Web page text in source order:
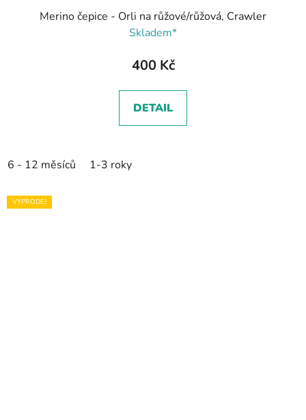
Merino čepice - Orli na růžové/růžová, Crawler
Skladem*
400 Kč
DETAIL
6 - 12 měsíců 1-3 roky
VÝPRODEJ